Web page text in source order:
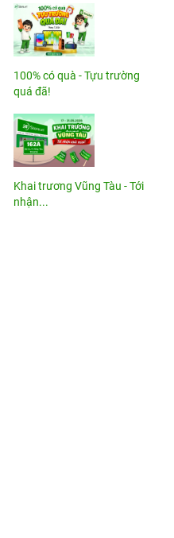
100% có quà - Tựu trường
quá đã!
Khai trương Vũng Tàu - Tới
nhận...